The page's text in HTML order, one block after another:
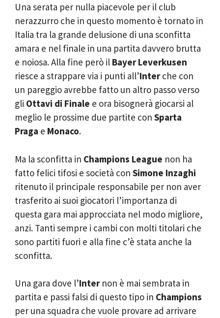
Una serata per nulla piacevole per il club
nerazzurro che in questo momento è tornato in
Italia tra la grande delusione di una sconfitta
amara e nel finale in una partita davvero brutta
e noiosa. Alla fine però il Bayer Leverkusen
riesce a strappare via i punti all’Interche con
un pareggio avrebbe fatto un altro passo verso
gli Ottavi di Finale e ora bisognerà giocarsi al
meglio le prossime due partite con Sparta
Praga e Monaco.
Ma la sconfitta in Champions League non ha
fatto felici tifosi e società con Simone Inzaghi
ritenuto il principale responsabile per non aver
trasferito ai suoi giocatori l’importanza di
questa gara mai approcciata nel modo migliore,
anzi. Tanti sempre i cambi con molti titolari che
sono partiti fuori e alla fine c’è stata anche la
sconfitta.
Una gara dove l’Internon è mai sembrata in
partita e passi falsi di questo tipo in Champions
per una squadra che vuole provare ad arrivare